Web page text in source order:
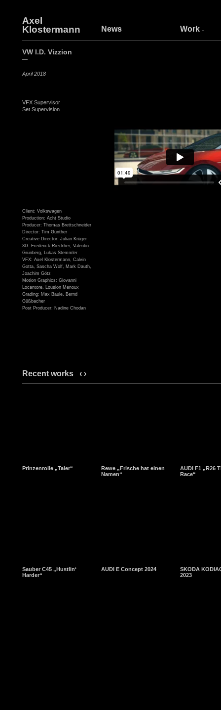
Axel
Klostermann
News Work
VW I.D. Vizzion
—
April 2018
VFX Supervisor
Set Supervision
Client: Volkswagen
Production: Acht Studio
Producer: Thomas Brettschneider
Director: Tim Günther
Creative Director: Julian Krüger
3D: Frederick Rieckher, Valentin
Grünberg, Lukas Stemmler
VFX: Axel Klostermann, Calvin
Gotta, Sascha Wolf, Mark Dauth,
Joachim Götz
Motion Graphics: Giovanni
Locantore, Lousion Menoux
Grading: Max Baule, Bernd
Güßbacher
Post Producer: Nadine Chodan
Recent works ‹ ›
Prinzenrolle „Taler“
Rewe „Frische hat einen
Namen“
AUDI F1 „R26
Race“
Sauber C45 „Hustlin‘
Harder“
AUDI E Concept 2024
SKODA
2023